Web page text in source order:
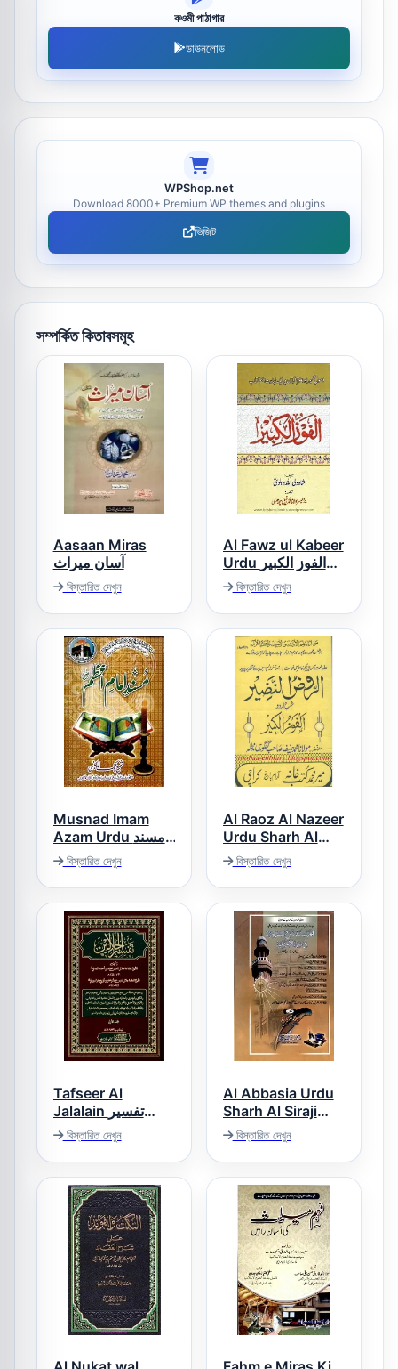
কওমী পাঠাগার
ডাউনলোড
WPShop.net
Download 8000+ Premium WP themes and plugins
ভিজিট
সম্পর্কিত কিতাবসমূহ
Aasaan Miras
آسان میراث
বিস্তারিত দেখুন
Al Fawz ul Kabeer
Urdu الفوز الکبیر
اردو
বিস্তারিত দেখুন
Musnad Imam
Azam Urdu مسند
امام اعظم اردو
বিস্তারিত দেখুন
Al Raoz Al Nazeer
Urdu Sharh Al
Faoz ul Kabeer
الروض النضیر اردو
شرح الفوز الکبیر
বিস্তারিত দেখুন
Tafseer Al
Jalalain تفسیر
الجلالین
বিস্তারিত দেখুন
Al Abbasia Urdu
Sharh Al Siraji
العباسیہ اردو شرح
السراجیہ
বিস্তারিত দেখুন